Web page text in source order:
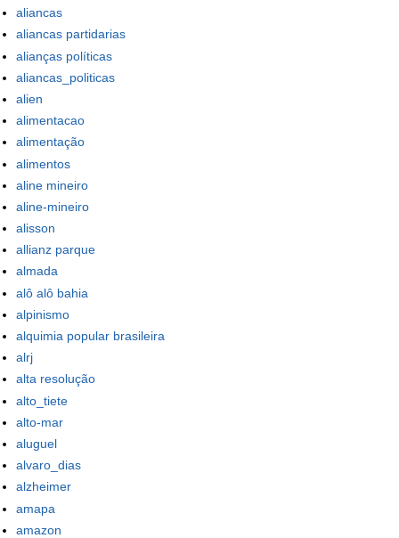
aliancas
aliancas partidarias
alianças políticas
aliancas_politicas
alien
alimentacao
alimentação
alimentos
aline mineiro
aline-mineiro
alisson
allianz parque
almada
alô alô bahia
alpinismo
alquimia popular brasileira
alrj
alta resolução
alto_tiete
alto-mar
aluguel
alvaro_dias
alzheimer
amapa
amazon